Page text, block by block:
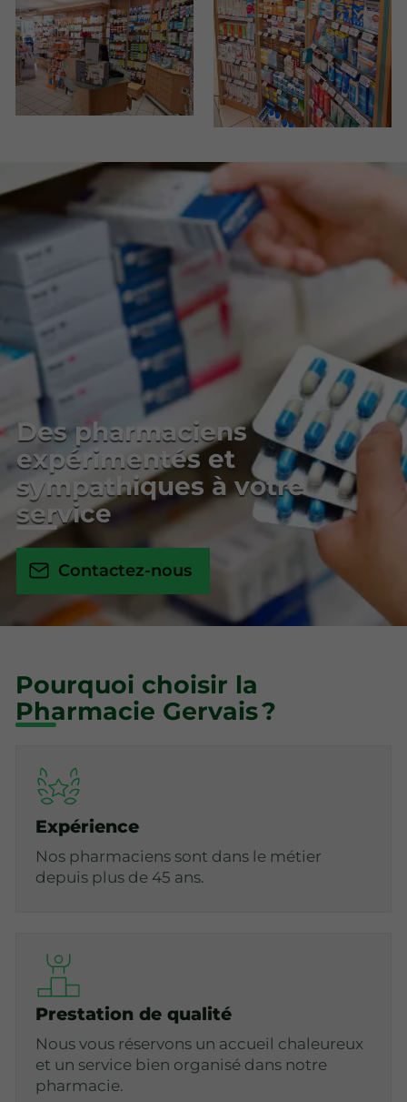
Des pharmaciens
expérimentés et
sympathiques à votre
service
Contactez-nous
Pourquoi choisir la
Pharmacie Gervais ?
Expérience
Nos pharmaciens sont dans le métier
depuis plus de 45 ans.
Prestation de qualité
Nous vous réservons un accueil chaleureux
et un service bien organisé dans notre
pharmacie.